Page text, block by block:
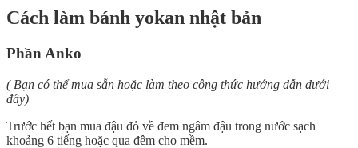
Cách làm bánh yokan nhật bản
Phần Anko
( Bạn có thể mua sẵn hoặc làm theo công thức hướng dẫn dưới
đây)
Trước hết bạn mua đậu đỏ về đem ngâm đậu trong nước sạch
khoảng 6 tiếng hoặc qua đêm cho mềm.